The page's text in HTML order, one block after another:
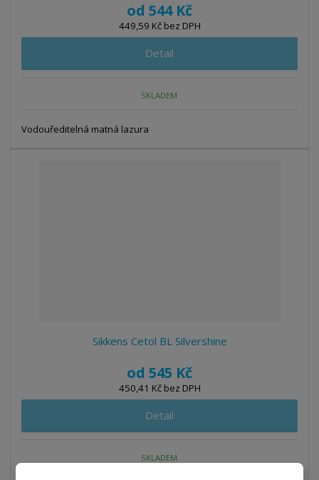
od 544 Kč
449,59 Kč bez DPH
Detail
SKLADEM
Vodouředitelná matná lazura
Sikkens Cetol BL Silvershine
od 545 Kč
450,41 Kč bez DPH
Detail
SKLADEM